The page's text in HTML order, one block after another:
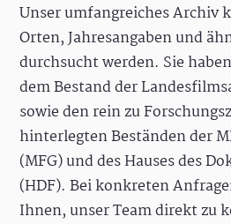
Unser umfangreiches Archiv
Orten, Jahresangaben und
durchsucht werden. Sie
dem Bestand der
sowie den rein zu
hinterlegten Beständen der
(MFG) und des Hauses des
(HDF). Bei konkreten
Ihnen, unser Team direkt zu